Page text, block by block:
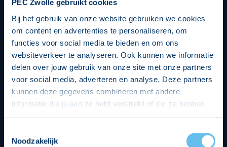
PEC Zwolle gebruikt cookies
Bij het gebruik van onze website gebruiken we cookies
om content en advertenties te personaliseren, om
functies voor social media te bieden en om ons
websiteverkeer te analyseren. Ook kunnen we informatie
delen over jouw gebruik van onze site met onze partners
voor social media, adverteren en analyse. Deze partners
kunnen deze gegevens combineren met andere
informatie die jij aan ze hebt verstrekt of die ze hebben
op een veilige en integere wijze. Je kunt je toestemming
Noodzakelijk